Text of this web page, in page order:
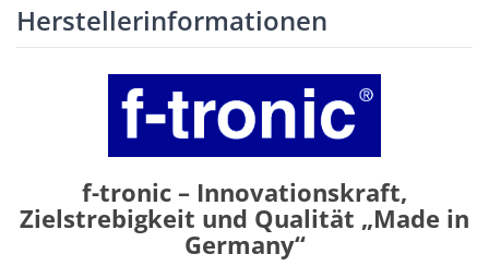
Herstellerinformationen
f-tronic – Innovationskraft,
Zielstrebigkeit und Qualität „Made in
Germany“